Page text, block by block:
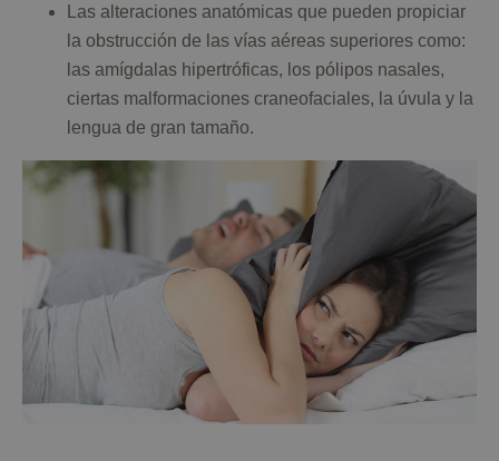
Las alteraciones anatómicas que pueden propiciar
la obstrucción de las vías aéreas superiores como:
las amígdalas hipertróficas, los pólipos nasales,
ciertas malformaciones craneofaciales, la úvula y la
lengua de gran tamaño.